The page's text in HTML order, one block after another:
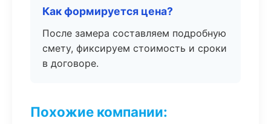
Как формируется цена?
После замера составляем подробную
смету, фиксируем стоимость и сроки
в договоре.
Похожие компании: